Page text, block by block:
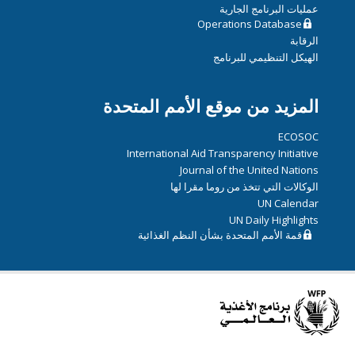
عمليات البرنامج الجارية
Operations Database
الرقابة
الهيكل التنظيمي للبرنامج
المزيد من موقع الأمم المتحدة
ECOSOC
International Aid Transparency Initiative
Journal of the United Nations
الوكالات التي تتخذ من روما مقرا لها
UN Calendar
UN Daily Highlights
قمة الأمم المتحدة بشأن النظم الغذائية